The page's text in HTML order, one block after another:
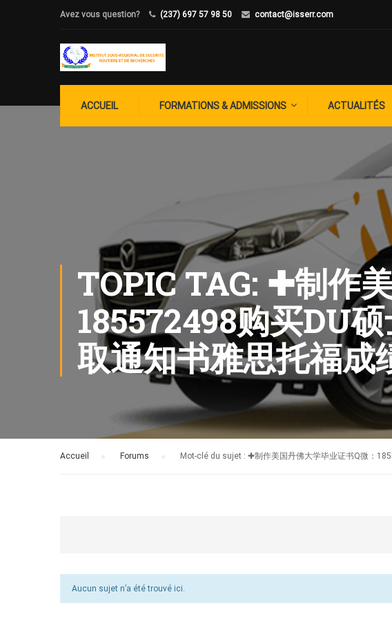
Avez vous question? (237) 697 57 98 50 contact@isserr.com
ACCUEIL FORMATIONS & ADMISSIONS ACTUALITÉS
TOPIC TAG: ✚制作
185572498购买DU
取通知书雅思托福成
Accueil Forums Mot-clé du sujet : ✚制作美国丹佛大学毕业证书Q微：
Aucun sujet n’a été trouvé ici.